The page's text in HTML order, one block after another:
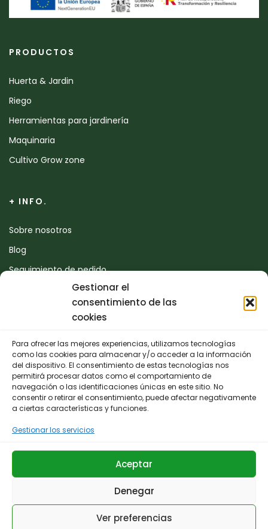
Gestionar el
consentimiento de las
cookies
Para ofrecer las mejores experiencias, utilizamos tecnologías
como las cookies para almacenar y/o acceder a la información
del dispositivo. El consentimiento de estas tecnologías nos
permitirá procesar datos como el comportamiento de
navegación o las identificaciones únicas en este sitio. No
consentir o retirar el consentimiento, puede afectar negativamente
a ciertas características y funciones.
Gestionar los servicios
Aceptar
Denegar
Ver preferencias
PRODUCTOS
Huerta & Jardin
Riego
Herramientas para jardinería
Maquinaria
Cultivo Grow zone
+ INFO.
Sobre nosotros
Blog
Seguimiento de pedido
CONTACTO
942 25 50 54
Polígono de Trascueto, parcela 4, 39600 Revilla de
Camargo, Cantabria
info@fernando-santamaria.com
Términos y CondicionesAviso LegalPolítica de privacidad